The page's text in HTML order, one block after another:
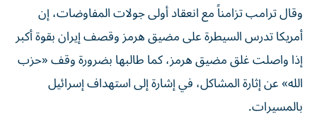
وقال ترامب تزامناً مع انعقاد أولى جولات المفاوضات، إن
أمريكا تدرس السيطرة على مضيق هرمز وقصف إيران بقوة أكبر
إذا واصلت غلق مضيق هرمز، كما طالبها بضرورة وقف «حزب
الله» عن إثارة المشاكل، في إشارة إلى استهداف إسرائيل
بالمسيرات.